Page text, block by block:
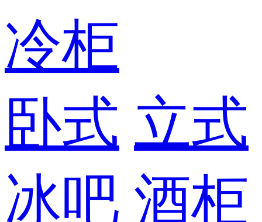
冷柜
卧式 立式
冰吧 酒柜